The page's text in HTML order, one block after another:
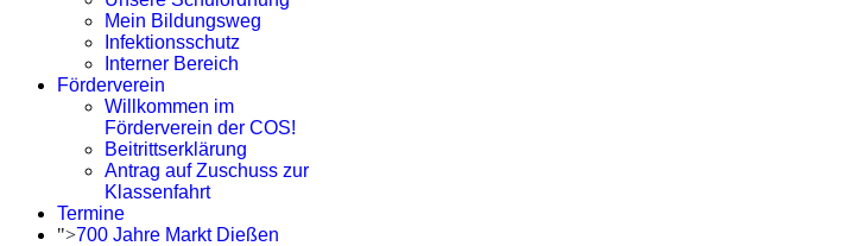
Mein Bildungsweg
Infektionsschutz
Interner Bereich
Förderverein
Willkommen im
Förderverein der COS!
Beitrittserklärung
Antrag auf Zuschuss zur
Klassenfahrt
Termine
">700 Jahre Markt Dießen